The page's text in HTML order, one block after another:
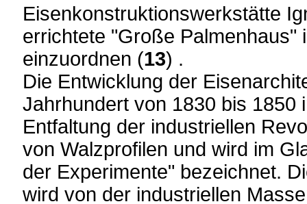
Eisenkonstruktionswerkstätte
errichtete "Große Palmenhaus"
einzuordnen (13) .
Die Entwicklung der
Jahrhundert von 1830 bis 1850
Entfaltung der industriellen
von Walzprofilen und wird im
der Experimente" bezeichnet.
wird von der industriellen